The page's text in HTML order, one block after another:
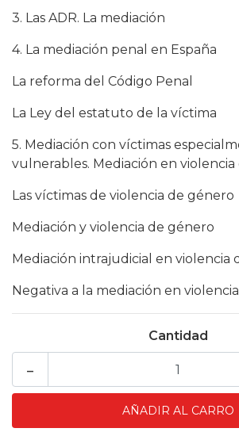
3. Las ADR. La mediación
4. La mediación penal en España
La reforma del Código Penal
La Ley del estatuto de la víctima
5. Mediación con víctimas
vulnerables. Mediación en
Las víctimas de violencia de género
Mediación y violencia de género
Mediación intrajudicial en violencia
Negativa a la mediación en
Cantidad
-